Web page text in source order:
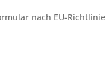
nach EU-Richtlinie